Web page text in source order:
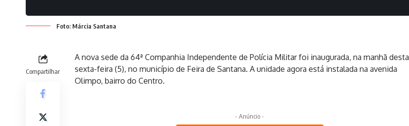
Foto: Márcia Santana
Compartilhar
A nova sede da 64ª Companhia Independente de Polícia Militar foi inaugurada, na manhã desta
sexta-feira (5), no município de Feira de Santana. A unidade agora está instalada na avenida
Olimpo, bairro do Centro.
- Anúncio -